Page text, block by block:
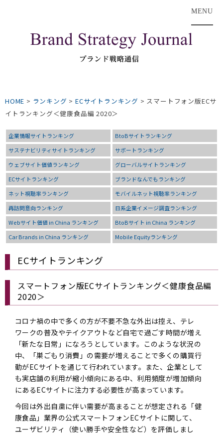
MENU
HOME > ランキング >ECサイトランキング > スマートフォン版ECサ
イトランキング＜健康食品編 2020＞
企業情報サイトランキング
BtoBサイトランキング
サステナビリティサイトランキング
サポートランキング
ウェブサイト価値ランキング
グローバルサイトランキング
ECサイトランキング
ブランドなんでもランキング
ネット視聴率ランキング
モバイルネット視聴率ランキング
再訪問意向ランキング
日系企業イメージ調査ランキング
Webサイト価値 in China ランキング
BtoBサイト in China ランキング
Car Brands in China ランキング
Mobile Equityランキング
ECサイトランキング
スマートフォン版ECサイトランキング＜健康食品編
2020＞
コロナ禍の中で多くの方が不要不急な外出は控え、テレ
ワークの普及やテイクアウトなど自宅で過ごす時間が増え
「新たな日常」になろうとしています。このような状況の
中、「巣ごもり消費」の需要が増えることで多くの購買行
動がECサイトを通じて行われています。また、企業として
も実店舗の利用が縮小傾向にある中、利用頻度が増加傾向
にあるECサイトに注力する必要性が高まっています。
今回は外出自粛に伴い需要が高まることが想定される「健
康食品」業界の公式スマートフォンECサイトに関して、
ユーザビリティ（使い勝手や安全性など）を評価しまし